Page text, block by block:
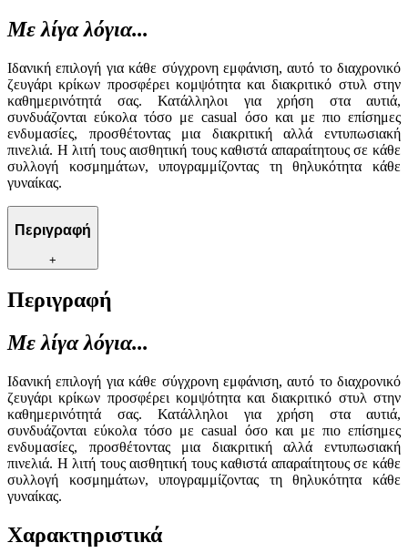
Με λίγα λόγια...
Ιδανική επιλογή για κάθε σύγχρονη εμφάνιση, αυτό το διαχρονικό
ζευγάρι κρίκων προσφέρει κομψότητα και διακριτικό στυλ στην
καθημερινότητά σας. Κατάλληλοι για χρήση στα αυτιά,
συνδυάζονται εύκολα τόσο με casual όσο και με πιο επίσημες
ενδυμασίες, προσθέτοντας μια διακριτική αλλά εντυπωσιακή
πινελιά. Η λιτή τους αισθητική τους καθιστά απαραίτητους σε κάθε
συλλογή κοσμημάτων, υπογραμμίζοντας τη θηλυκότητα κάθε
γυναίκας.
Περιγραφή
+
Περιγραφή
Με λίγα λόγια...
Ιδανική επιλογή για κάθε σύγχρονη εμφάνιση, αυτό το διαχρονικό
ζευγάρι κρίκων προσφέρει κομψότητα και διακριτικό στυλ στην
καθημερινότητά σας. Κατάλληλοι για χρήση στα αυτιά,
συνδυάζονται εύκολα τόσο με casual όσο και με πιο επίσημες
ενδυμασίες, προσθέτοντας μια διακριτική αλλά εντυπωσιακή
πινελιά. Η λιτή τους αισθητική τους καθιστά απαραίτητους σε κάθε
συλλογή κοσμημάτων, υπογραμμίζοντας τη θηλυκότητα κάθε
γυναίκας.
Χαρακτηριστικά